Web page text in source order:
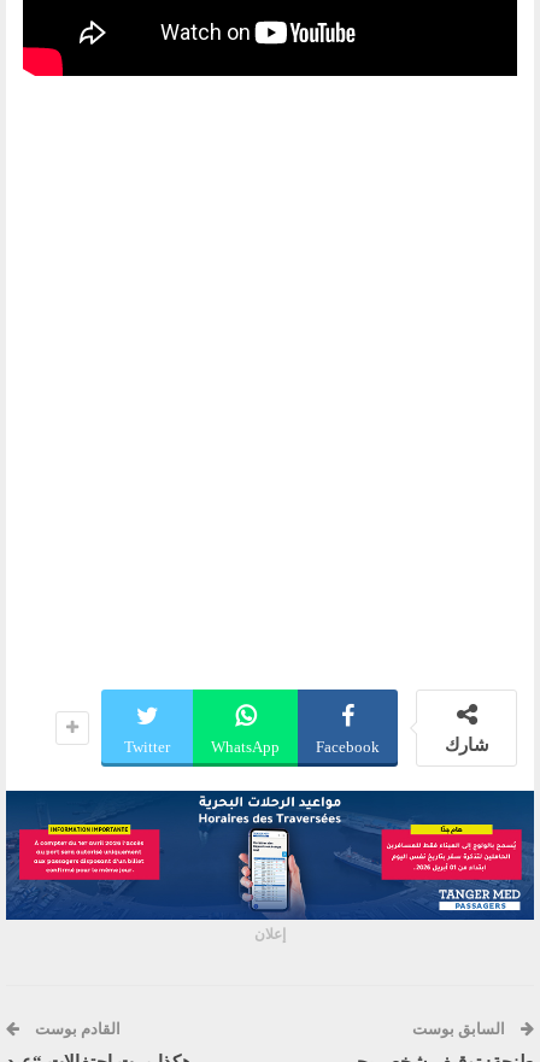
شارك Facebook
WhatsApp
Twitter
إعلان
السابق بوست القادم بوست